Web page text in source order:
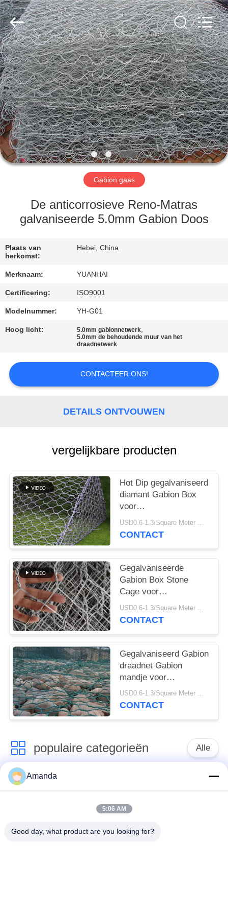
HUIS
PRODUCTEN
VR-
SHOW
ONGEVEER
FABRIEKSREIS
KWALITEITSCONTROLE
CONTACTEER
ONS
NIEUWS
VERZOEK
OM EEN
PRIVACY
POLICY
yuanhai
wire
mesh
products
Co.,
Ltd.
All
Rights
Reserved.
Gabion gaas
De anticorrosieve Reno-Matras
galvaniseerde 5.0mm Gabion Doos
Plaats van
herkomst:
Hebei, China
Merknaam: YUANHAI
Certificering: ISO9001
Modelnummer: YH-G01
Hoog licht: 5.0mm gabionnetwerk,
5.0mm de behoudende muur van het
draadnetwerk
CONTACTEER ONS!
DETAILS ONTVOUWEN
vergelijkbare producten
Hot Dip gegalvaniseerd
diamant Gabion Box
voor
hellingsbescherming 80
* 100mm
USD0.6-1.3/Square Meter MOQ:100m2
CONTACT
Gegalvaniseerde
Gabion Box Stone
Cage voor
rivierbescherming
2*1*1m
USD0.6-1.3/Square Meter MOQ:50m2
CONTACT
Gegalvaniseerd Gabion
draadnet Gabion
mandje voor
kustbescherming
3*1*1m
USD0.6-1.3/Square Meter MOQ:50 sets
CONTACT
populaire categorieën Alle
de verpakking van de
Gestructureerde
Verpakking
Metaal Willekeurige
Amanda
5:06 AM
Good day, what product are you looking for?